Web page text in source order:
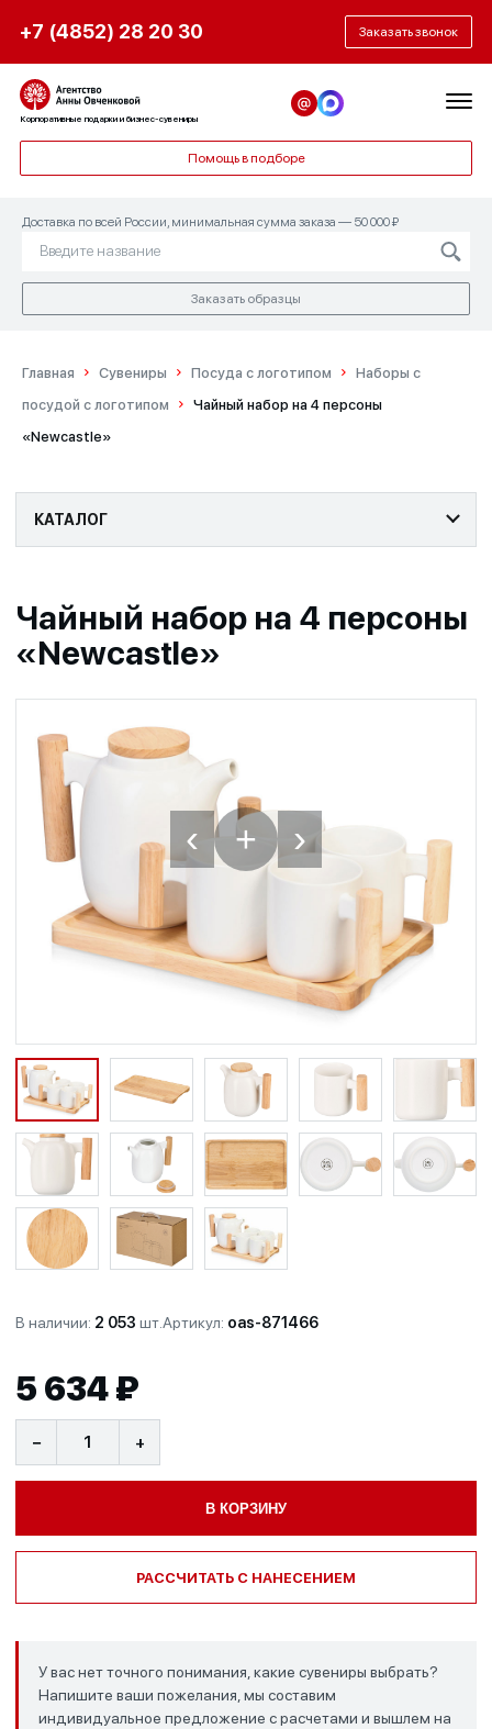
+7 (4852) 28 20 30 Заказать звонок
Корпоративные подарки и бизнес-сувениры
Помощь в подборе
Доставка по всей России, минимальная сумма заказа — 50 000 ₽
Заказать образцы
Главная Сувениры Посуда с логотипом
Наборы с
посудой с логотипом
Чайный набор на 4 персоны
«Newcastle»
КАТАЛОГ
Чайный набор на 4 персоны
«Newcastle»
‹ + ›
В наличии: 2 053 шт.Артикул: oas-871466
5 634 ₽
− +
В КОРЗИНУ
РАССЧИТАТЬ С НАНЕСЕНИЕМ
У вас нет точного понимания, какие сувениры выбрать?
Напишите ваши пожелания, мы составим
индивидуальное предложение с расчетами и вышлем на